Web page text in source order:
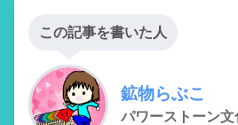
この記事を書いた人
鉱物らぶこ
パワーストーン文